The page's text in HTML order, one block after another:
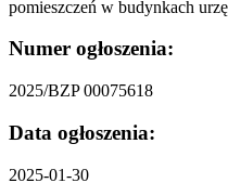
pomieszczeń w budynkach
Numer ogłoszenia:
2025/BZP 00075618
Data ogłoszenia:
2025-01-30